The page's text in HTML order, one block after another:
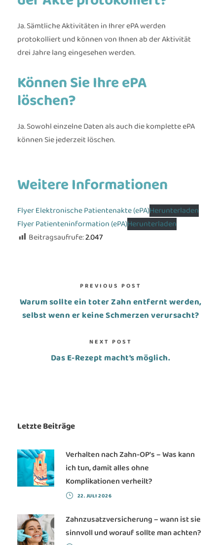
Ja. Sämtliche Aktivitäten in Ihrer ePA werden
protokolliert und können von Ihnen ab der Aktivität
drei Jahre lang eingesehen werden.
Können Sie Ihre ePA
löschen?
Ja. Sowohl einzelne Daten als auch die komplette ePA
können Sie jederzeit löschen.
Weitere Informationen
Flyer Elektronische Patientenakte (ePA)Herunterladen
Flyer Patienteninformation (ePA)Herunterladen
Beitragsaufrufe:2.047
PREVIOUS POST
Warum sollte ein toter Zahn entfernt werden,
selbst wenn er keine Schmerzen verursacht?
NEXT POST
Das E-Rezept macht’s möglich.
Letzte Beiträge
Verhalten nach Zahn-OP’s – Was kann
ich tun, damit alles ohne
Komplikationen verheilt?
22. JULI 2026
Zahnzusatzversicherung – wann ist sie
sinnvoll und worauf sollte man achten?